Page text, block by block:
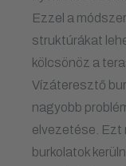
Ezzel a
struktúrákat
kölcsönöz a
Vízáteresztő
nagyobb
elvezetése. Ezt
burkolatok